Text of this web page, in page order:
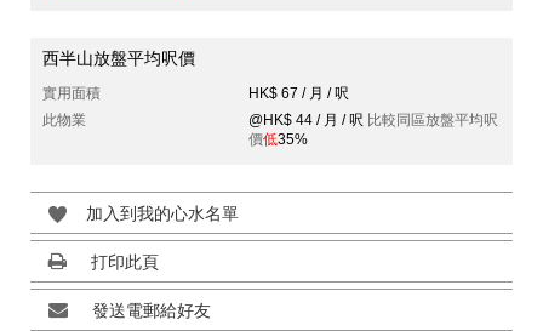
西半山放盤平均呎價
實用面積
HK$ 67 / 月 / 呎
此物業
@HK$ 44 / 月 / 呎 比較同區放盤平均呎
價低35%
加入到我的心水名單
打印此頁
發送電郵給好友